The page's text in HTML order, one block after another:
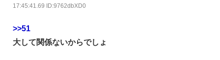
17:45:41.69 ID:9762dbXD0
>>51
大して関係ないからでしょ